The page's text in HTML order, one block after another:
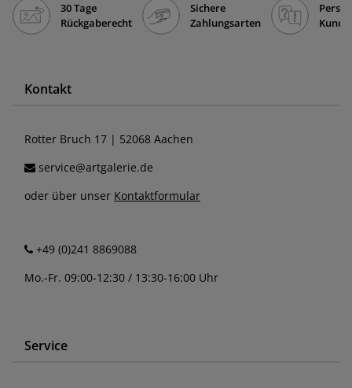
30 Tage
Rückgaberecht
Sichere
Zahlungsarten
Kontakt
Rotter Bruch 17 | 52068 Aachen
service@artgalerie.de
oder über unser Kontaktformular
+49 (0)241 8869088
Mo.-Fr. 09:00-12:30 / 13:30-16:00 Uhr
Service